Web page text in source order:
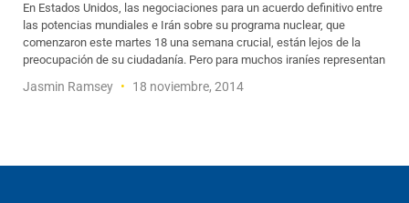
En Estados Unidos, las negociaciones para un acuerdo definitivo entre
las potencias mundiales e Irán sobre su programa nuclear, que
comenzaron este martes 18 una semana crucial, están lejos de la
preocupación de su ciudadanía. Pero para muchos iraníes representan
Jasmin Ramsey 18 noviembre, 2014